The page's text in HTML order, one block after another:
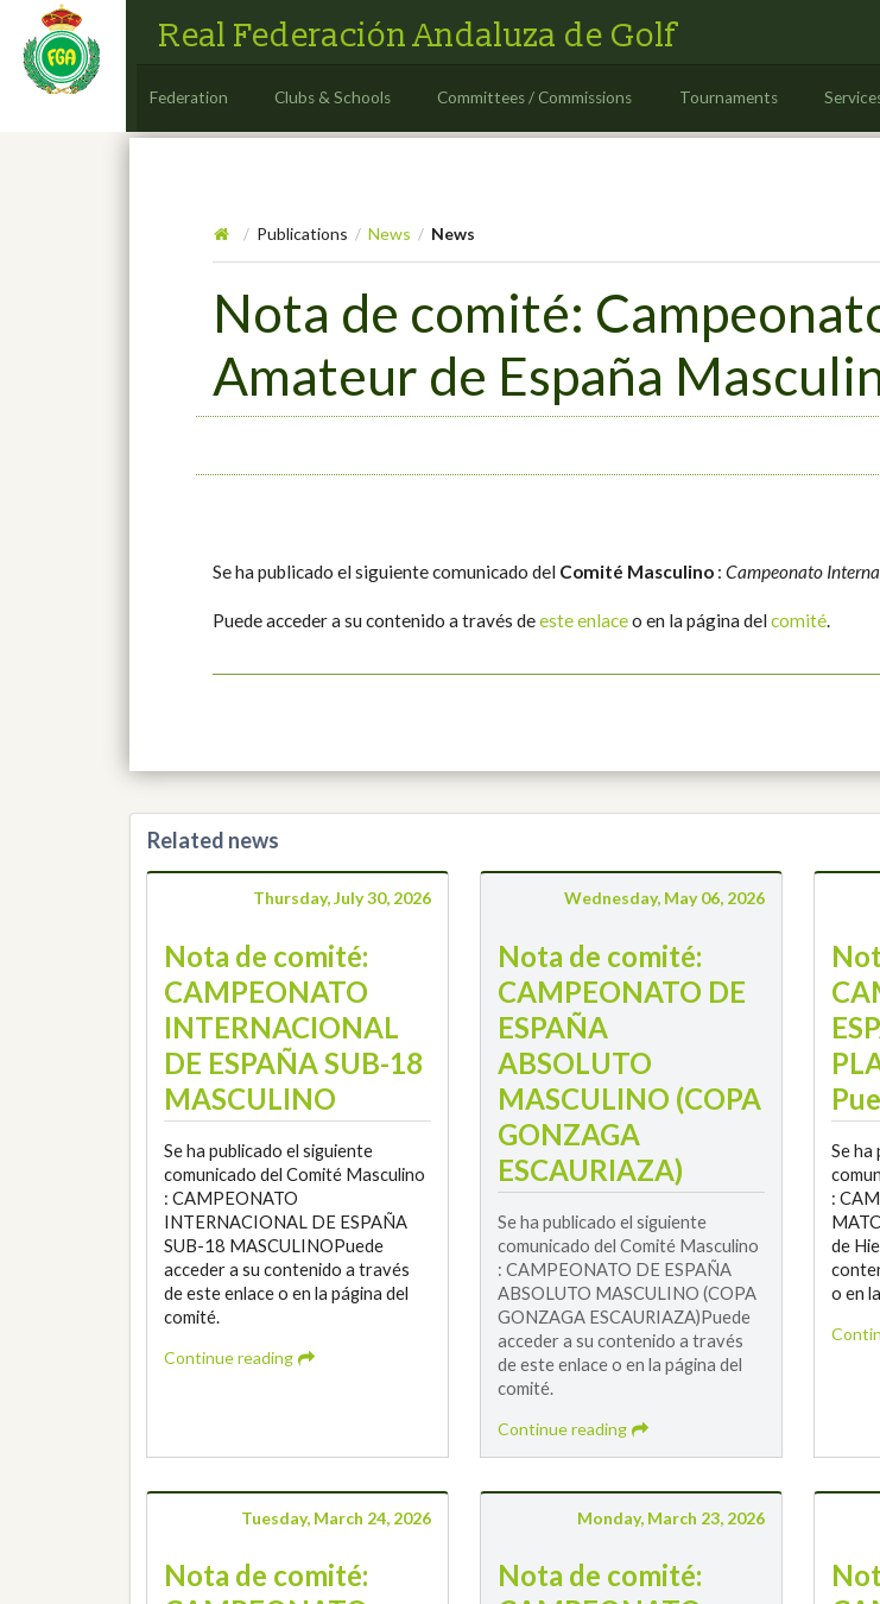
Real Federación Andaluza de Golf
Federation Clubs & Schools Committees / Commissions Tournaments
/ Publications / News / News
Nota de comité:
Amateur de España
Se ha publicado el siguiente comunicado del Comité Masculino : Campeonato
Puede acceder a su contenido a través deeste enlaceo en la página delcomité.
Related news
Thursday, July 30, 2026
Nota de comité:
CAMPEONATO
INTERNACIONAL
DE ESPAÑA SUB-18
MASCULINO
Se ha publicado el siguiente
comunicado del Comité Masculino
: CAMPEONATO
INTERNACIONAL DE ESPAÑA
SUB-18 MASCULINOPuede
acceder a su contenido a través
de este enlace o en la página del
comité.
Continue reading
Wednesday, May 06, 2026
Nota de comité:
CAMPEONATO DE
ESPAÑA
ABSOLUTO
MASCULINO (COPA
GONZAGA
ESCAURIAZA)
Se ha publicado el siguiente
comunicado del Comité Masculino
: CAMPEONATO DE ESPAÑA
ABSOLUTO MASCULINO (COPA
GONZAGA ESCAURIAZA)Puede
acceder a su contenido a través
de este enlace o en la página del
comité.
Continue reading
Se ha
:
de
o en
Tuesday, March 24, 2026
Nota de comité:
Monday, March 23, 2026
Nota de comité: